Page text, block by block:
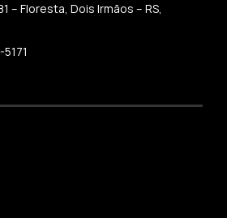
– Floresta, Dois Irmãos – RS,